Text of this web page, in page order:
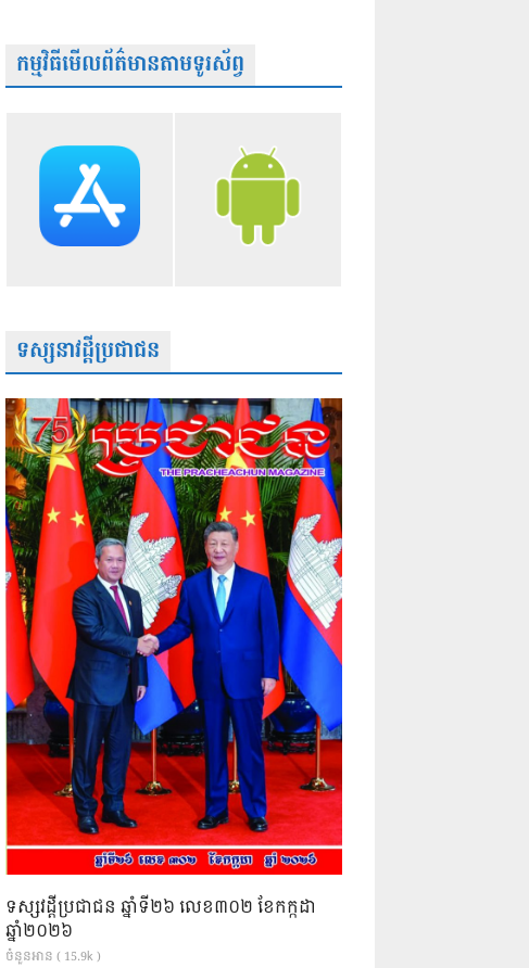
កម្មវិធីមើលព័ត៌មានតាមទូរស័ព្វ
ទស្សនាវដ្តីប្រជាជន
ទស្សវដ្តីប្រជាជន ឆ្នាំទី២៦ លេខ៣០២ ខែកក្កដា
ឆ្នាំ២០២៦
ចំនួនអាន ( 15.9k )